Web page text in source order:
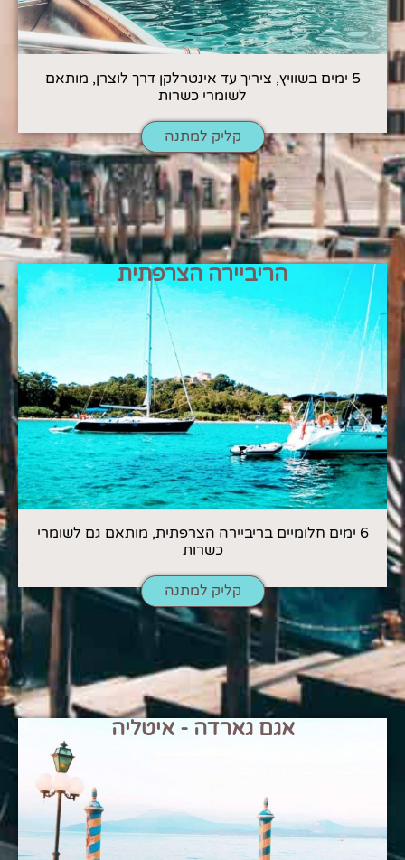
5 ימים בשוויץ, ציריך עד אינטרלקן דרך לוצרן, מותאם
לשומרי כשרות
קליק למתנה
הריביירה הצרפתית
6 ימים חלומיים בריביירה הצרפתית, מותאם גם לשומרי
כשרות
קליק למתנה
אגם גארדה - איטליה